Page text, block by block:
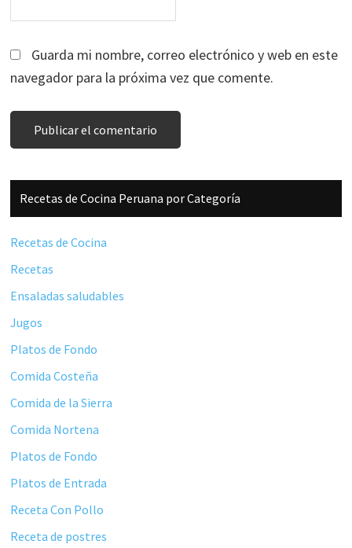
Guarda mi nombre, correo electrónico y web en este
navegador para la próxima vez que comente.
Barra
lateral
principal
Recetas de Cocina Peruana por Categoría
Recetas de Cocina
Recetas
Ensaladas saludables
Jugos
Platos de Fondo
Comida Costeña
Comida de la Sierra
Comida Nortena
Platos de Fondo
Platos de Entrada
Receta Con Pollo
Receta de postres